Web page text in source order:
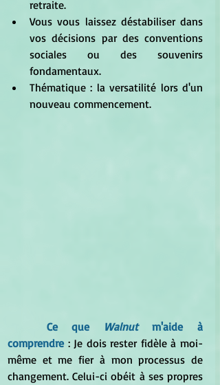
retraite.
Vous vous laissez déstabiliser dans
vos décisions par des conventions
sociales ou des souvenirs
fondamentaux.
Thématique : la versatilité lors d'un
nouveau commencement.
Ce que Walnut m'aide à
comprendre : Je dois rester fidèle à moi-
même et me fier à mon processus de
changement. Celui-ci obéit à ses propres